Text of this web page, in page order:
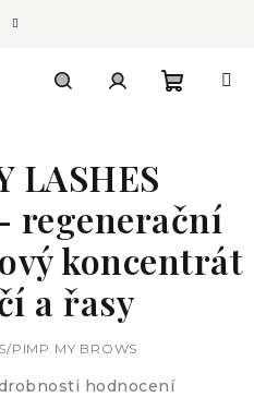
LASHES
regenerační
koncentrát
a řasy
PIMP MY BROWS
hodnocení